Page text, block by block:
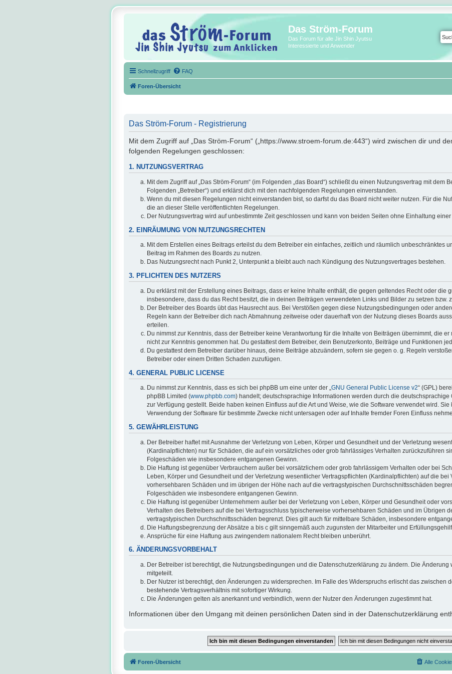
Das Ström-Forum
Das Forum für alle Jin Shin Jyutsu
Interessierte und Anwender
Schnellzugriff FAQ
Foren-Übersicht
Das Ström-Forum - Registrierung
Mit dem Zugriff auf „Das Ström-Forum“ („https://www.stroem-forum.de:443“) wird zwischen dir und
folgenden Regelungen geschlossen:
1. NUTZUNGSVERTRAG
Mit dem Zugriff auf „Das Ström-Forum“ (im Folgenden „das Board“) schließt du einen Nutzungsvertrag mit dem
Folgenden „Betreiber“) und erklärst dich mit den nachfolgenden Regelungen einverstanden.
Wenn du mit diesen Regelungen nicht einverstanden bist, so darfst du das Board nicht weiter nutzen. Für die
die an dieser Stelle veröffentlichten Regelungen.
Der Nutzungsvertrag wird auf unbestimmte Zeit geschlossen und kann von beiden Seiten ohne Einhaltung
2. EINRÄUMUNG VON NUTZUNGSRECHTEN
Mit dem Erstellen eines Beitrags erteilst du dem Betreiber ein einfaches, zeitlich und räumlich unbeschränktes
Beitrag im Rahmen des Boards zu nutzen.
Das Nutzungsrecht nach Punkt 2, Unterpunkt a bleibt auch nach Kündigung des Nutzungsvertrages bestehen.
3. PFLICHTEN DES NUTZERS
Du erklärst mit der Erstellung eines Beitrags, dass er keine Inhalte enthält, die gegen geltendes Recht oder die
insbesondere, dass du das Recht besitzt, die in deinen Beiträgen verwendeten Links und Bilder zu setzen bzw.
Der Betreiber des Boards übt das Hausrecht aus. Bei Verstößen gegen diese Nutzungsbedingungen oder
Regeln kann der Betreiber dich nach Abmahnung zeitweise oder dauerhaft von der Nutzung dieses Boards
erteilen.
Du nimmst zur Kenntnis, dass der Betreiber keine Verantwortung für die Inhalte von Beiträgen übernimmt, die
nicht zur Kenntnis genommen hat. Du gestattest dem Betreiber, dein Benutzerkonto, Beiträge und Funktionen
Du gestattest dem Betreiber darüber hinaus, deine Beiträge abzuändern, sofern sie gegen o. g. Regeln
Betreiber oder einem Dritten Schaden zuzufügen.
4. GENERAL PUBLIC LICENSE
Du nimmst zur Kenntnis, dass es sich bei phpBB um eine unter der „GNU General Public License v2“ (GPL)
phpBB Limited (www.phpbb.com) handelt; deutschsprachige Informationen werden durch die deutschsprachige
zur Verfügung gestellt. Beide haben keinen Einfluss auf die Art und Weise, wie die Software verwendet wird.
Verwendung der Software für bestimmte Zwecke nicht untersagen oder auf Inhalte fremder Foren Einfluss
5. GEWÄHRLEISTUNG
Der Betreiber haftet mit Ausnahme der Verletzung von Leben, Körper und Gesundheit und der Verletzung
(Kardinalpflichten) nur für Schäden, die auf ein vorsätzliches oder grob fahrlässiges Verhalten zurückzuführen
Folgeschäden wie insbesondere entgangenen Gewinn.
Die Haftung ist gegenüber Verbrauchern außer bei vorsätzlichem oder grob fahrlässigem Verhalten oder bei
Leben, Körper und Gesundheit und der Verletzung wesentlicher Vertragspflichten (Kardinalpflichten) auf die bei
vorhersehbaren Schäden und im übrigen der Höhe nach auf die vertragstypischen Durchschnittsschäden
Folgeschäden wie insbesondere entgangenen Gewinn.
Die Haftung ist gegenüber Unternehmern außer bei der Verletzung von Leben, Körper und Gesundheit oder
Verhalten des Betreibers auf die bei Vertragsschluss typischerweise vorhersehbaren Schäden und im Übrigen
vertragstypischen Durchschnittsschäden begrenzt. Dies gilt auch für mittelbare Schäden, insbesondere
Die Haftungsbegrenzung der Absätze a bis c gilt sinngemäß auch zugunsten der Mitarbeiter und
Ansprüche für eine Haftung aus zwingendem nationalem Recht bleiben unberührt.
6. ÄNDERUNGSVORBEHALT
Der Betreiber ist berechtigt, die Nutzungsbedingungen und die Datenschutzerklärung zu ändern. Die Änderung
mitgeteilt.
Der Nutzer ist berechtigt, den Änderungen zu widersprechen. Im Falle des Widerspruchs erlischt das zwischen
bestehende Vertragsverhältnis mit sofortiger Wirkung.
Die Änderungen gelten als anerkannt und verbindlich, wenn der Nutzer den Änderungen zugestimmt hat.
Informationen über den Umgang mit deinen persönlichen Daten sind in der Datenschutzerklärung
Foren-Übersicht Alle